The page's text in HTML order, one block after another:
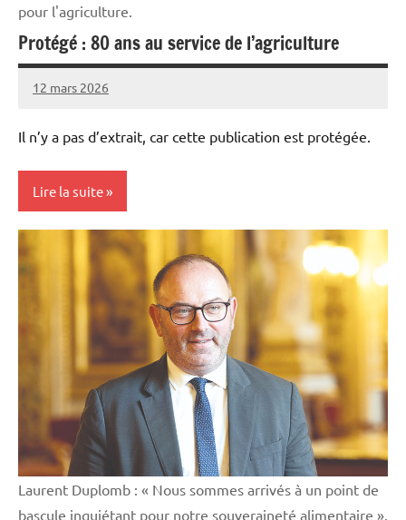
pour l'agriculture.
Protégé : 80 ans au service de l’agriculture
12 mars 2026
Thibaut
Il n’y a pas d’extrait, car cette publication est protégée.
Lire la suite
Initiatives
professionnelle
Laurent Duplomb : « Nous sommes arrivés à un point de
bascule inquiétant pour notre souveraineté alimentaire ».